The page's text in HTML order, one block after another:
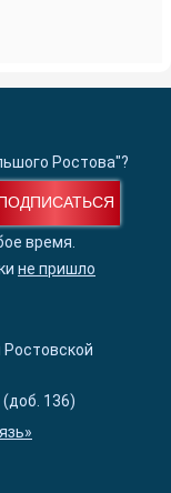
Ростова"?
время.
не пришло
136)